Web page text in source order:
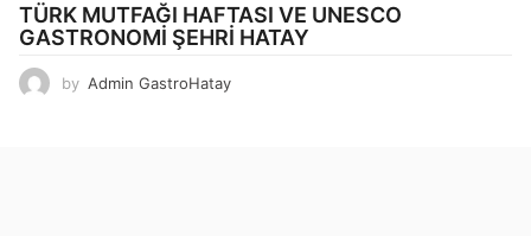
TÜRK MUTFAĞI HAFTASI VE UNESCO
GASTRONOMİ ŞEHRİ HATAY
by Admin GastroHatay